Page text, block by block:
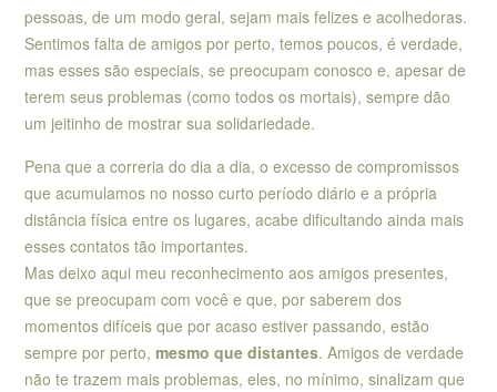
pessoas, de um modo geral, sejam mais felizes e acolhedoras.
Sentimos falta de amigos por perto, temos poucos, é verdade,
mas esses são especiais, se preocupam conosco e, apesar de
terem seus problemas (como todos os mortais), sempre dão
um jeitinho de mostrar sua solidariedade.
Pena que a correria do dia a dia, o excesso de compromissos
que acumulamos no nosso curto período diário e a própria
distância física entre os lugares, acabe dificultando ainda mais
esses contatos tão importantes.
Mas deixo aqui meu reconhecimento aos amigos presentes,
que se preocupam com você e que, por saberem dos
momentos difíceis que por acaso estiver passando, estão
sempre por perto, mesmo que distantes. Amigos de verdade
não te trazem mais problemas, eles, no mínimo, sinalizam que